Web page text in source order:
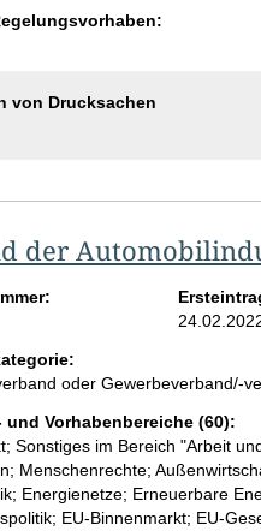
von Drucksachen
der
oder Gewerbeverband/-
und Vorhabenbereiche (60):
Sonstiges im Bereich "Arbeit
Menschenrechte;
Energienetze; Erneuerbare
EU-Binnenmarkt; EU-